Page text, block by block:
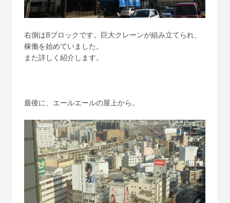
右側はBブロックです。巨大クレーンが組み立てられ、
稼働を始めていました。
また詳しく紹介します。
最後に、エールエールの屋上から。